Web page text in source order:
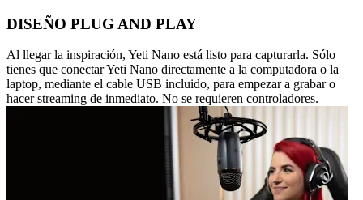
DISEÑO PLUG AND PLAY
Al llegar la inspiración, Yeti Nano está listo para capturarla. Sólo
tienes que conectar Yeti Nano directamente a la computadora o la
laptop, mediante el cable USB incluido, para empezar a grabar o
hacer streaming de inmediato. No se requieren controladores.